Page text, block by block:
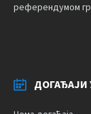
референдумом
ДОГАЂАЈИ